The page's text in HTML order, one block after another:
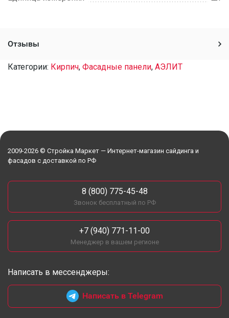
Отзывы
Категории: Кирпич, Фасадные панели, АЭЛИТ
2009-2026 © Стройка Маркет — Интернет-магазин сайдинга и
фасадов с доставкой по РФ
8 (800) 775-45-48
Звонок бесплатный по РФ
+7 (940) 771-11-00
Менеджер в вашем регионе
Написать в мессенджеры:
Написать в Telegram